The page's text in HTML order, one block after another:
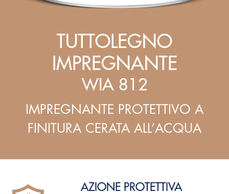
TUTTOLEGNO
IMPREGNANTE
WIA 812
IMPREGNANTE PROTETTIVO A
FINITURA CERATA ALL’ACQUA
AZIONE PROTETTIVA